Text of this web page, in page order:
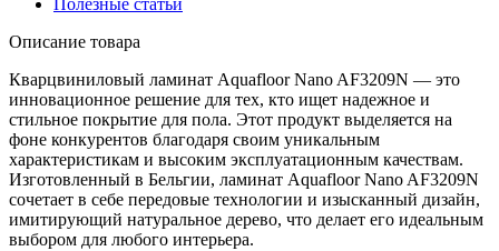
Полезные статьи
Описание товара
Кварцвиниловый ламинат Aquafloor Nano AF3209N — это
инновационное решение для тех, кто ищет надежное и
стильное покрытие для пола. Этот продукт выделяется на
фоне конкурентов благодаря своим уникальным
характеристикам и высоким эксплуатационным качествам.
Изготовленный в Бельгии, ламинат Aquafloor Nano AF3209N
сочетает в себе передовые технологии и изысканный дизайн,
имитирующий натуральное дерево, что делает его идеальным
выбором для любого интерьера.